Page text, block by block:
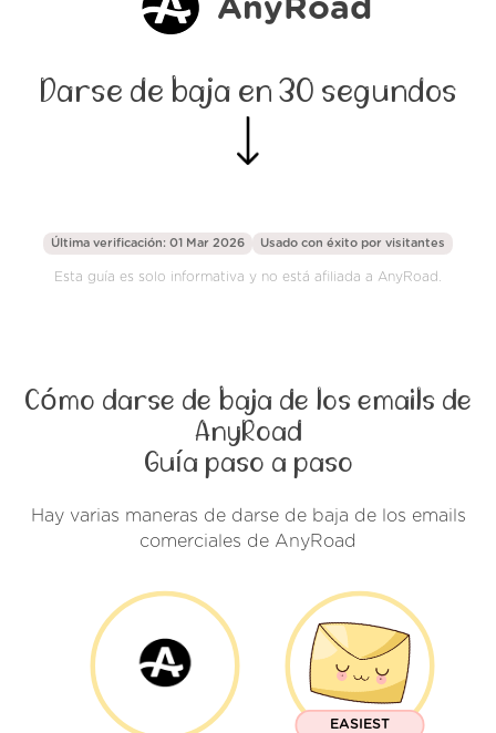
AnyRoad
Darse de baja en 30 segundos
Última verificación: 01 Mar 2026 Usado con éxito por visitantes
Esta guía es solo informativa y no está afiliada a AnyRoad.
Cómo darse de baja de los emails de
AnyRoad
Guía paso a paso
Hay varias maneras de darse de baja de los emails
comerciales de AnyRoad
EASIEST